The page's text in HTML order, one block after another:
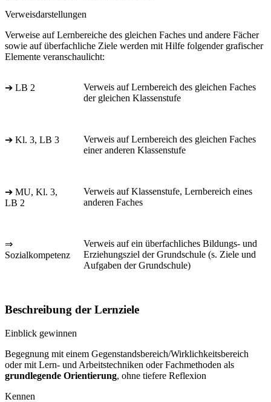
Verweisdarstellungen
Verweise auf Lernbereiche des gleichen Faches und andere Fächer
sowie auf überfachliche Ziele werden mit Hilfe folgender grafischer
Elemente veranschaulicht:
➔ LB 2
Verweis auf Lernbereich des gleichen Faches
der gleichen Klassenstufe
➔ Kl. 3, LB 3
Verweis auf Lernbereich des gleichen Faches
einer anderen Klassenstufe
➔ MU, Kl. 3,
LB 2
Verweis auf Klassenstufe, Lernbereich eines
anderen Faches
⇒
Sozialkompetenz
Verweis auf ein überfachliches Bildungs- und
Erziehungsziel der Grundschule (s. Ziele und
Aufgaben der Grundschule)
Beschreibung der Lernziele
Einblick gewinnen
Begegnung mit einem Gegenstandsbereich/Wirklichkeitsbereich
oder mit Lern- und Arbeitstechniken oder Fachmethoden als
grundlegende Orientierung, ohne tiefere Reflexion
Kennen